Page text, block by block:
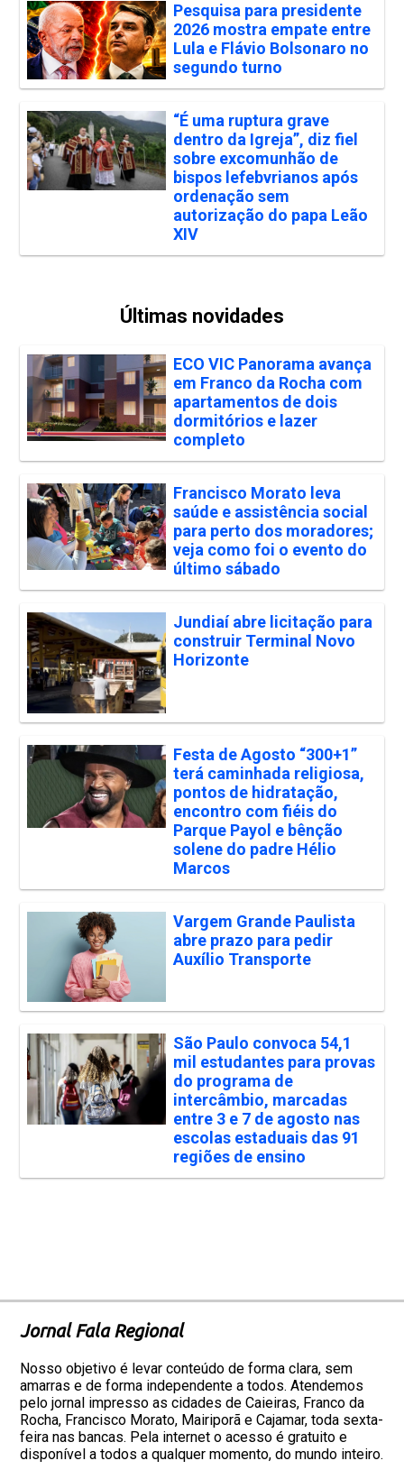
Pesquisa para presidente
2026 mostra empate entre
Lula e Flávio Bolsonaro no
segundo turno
“É uma ruptura grave
dentro da Igreja”, diz fiel
sobre excomunhão de
bispos lefebvrianos após
ordenação sem
autorização do papa Leão
XIV
Últimas novidades
ECO VIC Panorama avança
em Franco da Rocha com
apartamentos de dois
dormitórios e lazer
completo
Francisco Morato leva
saúde e assistência social
para perto dos moradores;
veja como foi o evento do
último sábado
Jundiaí abre licitação para
construir Terminal Novo
Horizonte
Festa de Agosto “300+1”
terá caminhada religiosa,
pontos de hidratação,
encontro com fiéis do
Parque Payol e bênção
solene do padre Hélio
Marcos
Vargem Grande Paulista
abre prazo para pedir
Auxílio Transporte
São Paulo convoca 54,1
mil estudantes para provas
do programa de
intercâmbio, marcadas
entre 3 e 7 de agosto nas
escolas estaduais das 91
regiões de ensino
Jornal Fala Regional
Nosso objetivo é levar conteúdo de forma clara, sem
amarras e de forma independente a todos. Atendemos
pelo jornal impresso as cidades de Caieiras, Franco da
Rocha, Francisco Morato, Mairiporã e Cajamar, toda sexta-
feira nas bancas. Pela internet o acesso é gratuito e
disponível a todos a qualquer momento, do mundo inteiro.